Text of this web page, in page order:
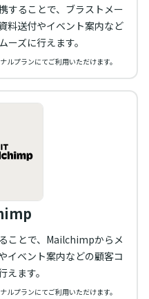
することで、ブラストメー
料送付やイベント案内など
ズに行えます。
プランにてご利用いただけます。
ことで、Mailchimpからメ
イベント案内などの顧客コ
ます。
プランにてご利用いただけます。